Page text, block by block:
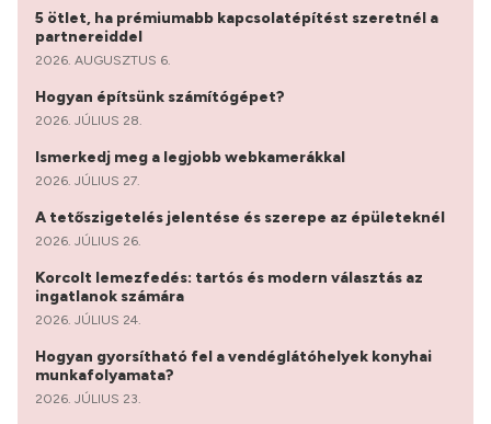
5 ötlet, ha prémiumabb kapcsolatépítést szeretnél a
partnereiddel
2026. AUGUSZTUS 6.
Hogyan építsünk számítógépet?
2026. JÚLIUS 28.
Ismerkedj meg a legjobb webkamerákkal
2026. JÚLIUS 27.
A tetőszigetelés jelentése és szerepe az épületeknél
2026. JÚLIUS 26.
Korcolt lemezfedés: tartós és modern választás az
ingatlanok számára
2026. JÚLIUS 24.
Hogyan gyorsítható fel a vendéglátóhelyek konyhai
munkafolyamata?
2026. JÚLIUS 23.